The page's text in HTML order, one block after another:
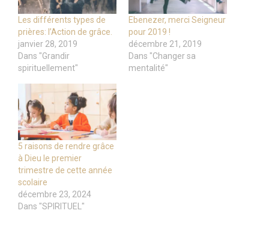
Les différents types de
prières: l’Action de grâce.
janvier 28, 2019
Dans "Grandir
spirituellement"
Ebenezer, merci Seigneur
pour 2019 !
décembre 21, 2019
Dans "Changer sa
mentalité"
5 raisons de rendre grâce
à Dieu le premier
trimestre de cette année
scolaire
décembre 23, 2024
Dans "SPIRITUEL"